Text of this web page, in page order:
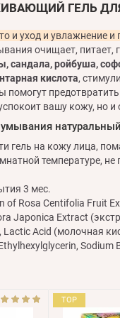
ГЕЛЬ
и уход и
очищает, питает,
сандала, ройбуша,
кислота,
помогут
вашу кожу, но и
гель на кожу лица,
температуре, не
3 мес.
of Rosa Сentifolia Fruit
Japonica Extract
Acid (молочная
Sodium
TOP